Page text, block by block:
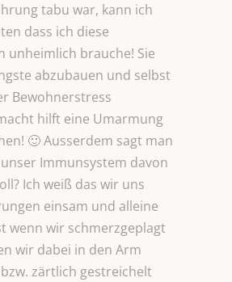
tabu war, kann ich
dass ich diese
unheimlich brauche! Sie
abzubauen und selbst
Bewohnerstress
hilft eine Umarmung
🙂 Ausserdem sagt man
Immunsystem davon
Ich weiß das wir uns
einsam und alleine
wenn wir schmerzgeplagt
wir dabei in den Arm
zärtlich gestreichelt